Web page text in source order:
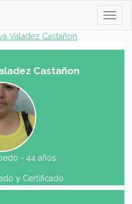
Valadez Castañon
Castañon
- 44 años
y Certificado